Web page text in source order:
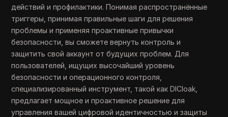
действий и профилактики. Понимая распространённые
триггеры, принимая правильные шаги для решения
проблемы и применяя проактивные привычки
безопасности, вы сможете вернуть контроль и
защитить свой аккаунт от будущих проблем. Для
пользователей, ищущих высочайший уровень
безопасности и операционного контроля,
специализированный инструмент, такой как DICloak,
предлагает мощное и проактивное решение для
управления вашей цифровой идентичностью и защиты